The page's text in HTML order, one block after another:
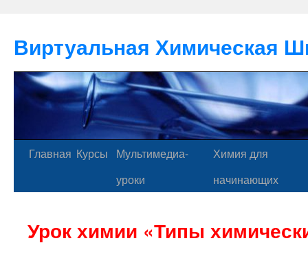
Виртуальная Химическая
Главная Курсы
Мультимедиа-
уроки
Химия для
начинающих
Урок химии «Типы